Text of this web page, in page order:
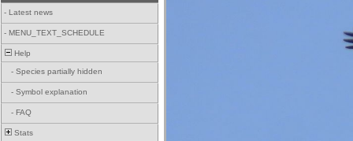
- Latest news
- MENU_TEXT_SCHEDULE
Help
- Species partially hidden
- Symbol explanation
- FAQ
Stats